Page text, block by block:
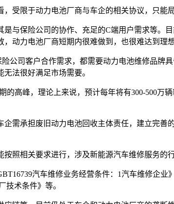
受限于动力电池厂商与车企的相关协议，只能
与保险公司的协作、充足的C端用户需求等。
动力电池厂商短期内很难做到，也很难达到理
公司客户合作需求，都需要动力电池维修品牌
法很好满足市场需要。
的高峰，理论上来说，预计每年将有300-500万
需承担废旧动力电池回收主体责任，建立完
照相关要求进行，涉及新能源汽车维修服务的
汽车维修业务经营条件：1汽车维修企业
技术条件》等。